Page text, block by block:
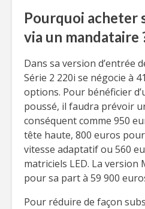
Pourquoi acheter
via un mandataire
Dans sa version d’entrée
Série 2 220i se négocie à
options. Pour bénéficier
poussé, il faudra prévoir
conséquent comme 950
tête haute, 800 euros
vitesse adaptatif ou 560
matriciels LED. La version
pour sa part à 59 900
Pour réduire de façon